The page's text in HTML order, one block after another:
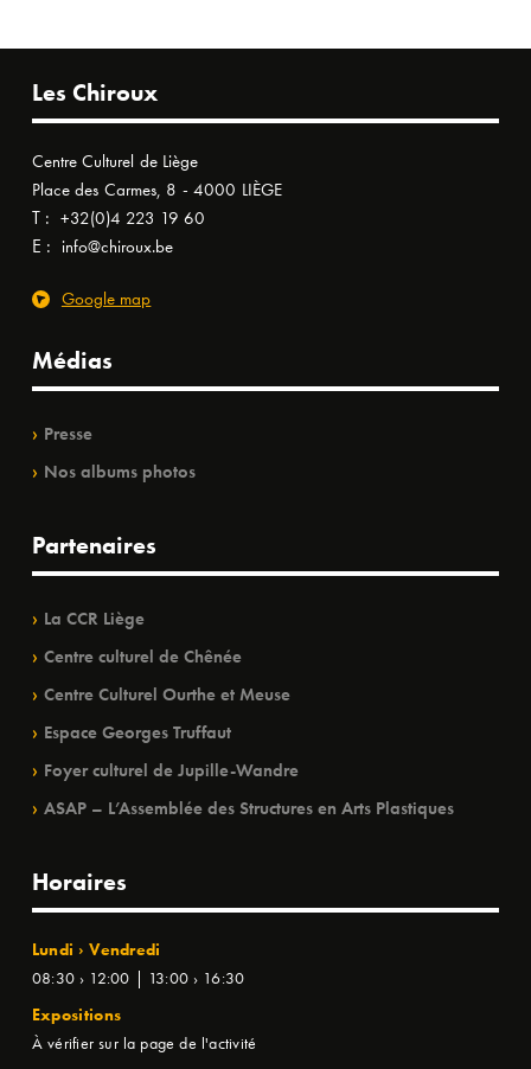
Les Chiroux
Centre Culturel de Liège
Place des Carmes, 8 - 4000 LIÈGE
T : +32(0)4 223 19 60
E : info@chiroux.be
Google map
Médias
Presse
Nos albums photos
Partenaires
La CCR Liège
Centre culturel de Chênée
Centre Culturel Ourthe et Meuse
Espace Georges Truffaut
Foyer culturel de Jupille-Wandre
ASAP – L’Assemblée des Structures en Arts Plastiques
Horaires
Lundi › Vendredi
08:30 › 12:00 | 13:00 › 16:30
Expositions
À vérifier sur la page de l'activité